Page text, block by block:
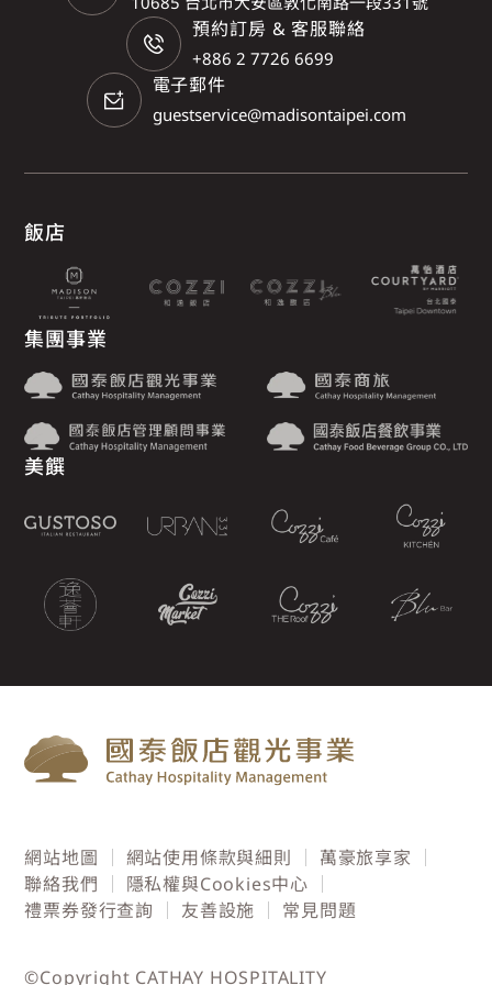
預約訂房 & 客服聯絡
+886 2 7726 6699
電子郵件
guestservice@madisontaipei.com
飯店
集團事業
美饌
網站地圖 網站使用條款與細則
萬豪旅享家
聯絡我們
隱私權與Cookies中心
禮票券發行查詢
友善設施 常見問題
©Copyright CATHAY HOSPITALITY